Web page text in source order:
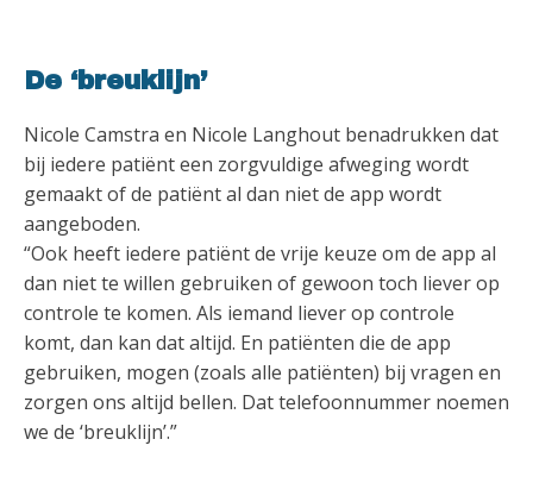
De ‘breuklijn’
Nicole Camstra en Nicole Langhout benadrukken dat
bij iedere patiënt een zorgvuldige afweging wordt
gemaakt of de patiënt al dan niet de app wordt
aangeboden.
“Ook heeft iedere patiënt de vrije keuze om de app al
dan niet te willen gebruiken of gewoon toch liever op
controle te komen. Als iemand liever op controle
komt, dan kan dat altijd. En patiënten die de app
gebruiken, mogen (zoals alle patiënten) bij vragen en
zorgen ons altijd bellen. Dat telefoonnummer noemen
we de ‘breuklijn’.”